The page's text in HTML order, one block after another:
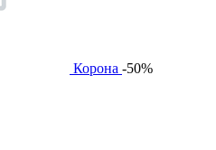
Корона -50%